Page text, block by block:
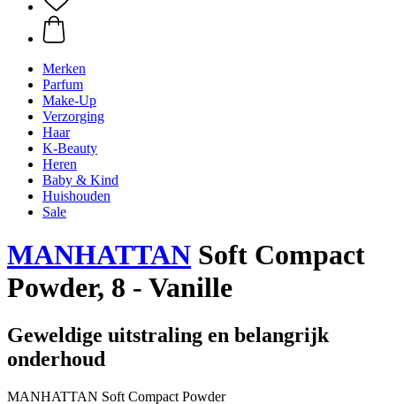
Merken
Parfum
Make-Up
Verzorging
Haar
K-Beauty
Heren
Baby & Kind
Huishouden
Sale
MANHATTAN Soft Compact
Powder, 8 - Vanille
Geweldige uitstraling en belangrijk
onderhoud
MANHATTAN Soft Compact Powder